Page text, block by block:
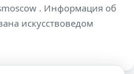
. Информация об
искусствоведом